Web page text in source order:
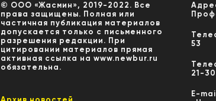
© ООО «Жасмин», 2019-2022. Все
права защищены. Полная или
частичная публикация материалов
допускается только с письменного
разрешения редакции. При
цитировании материалов прямая
активная ссылка на www.newbur.ru
обязательна.
53
21-
E-